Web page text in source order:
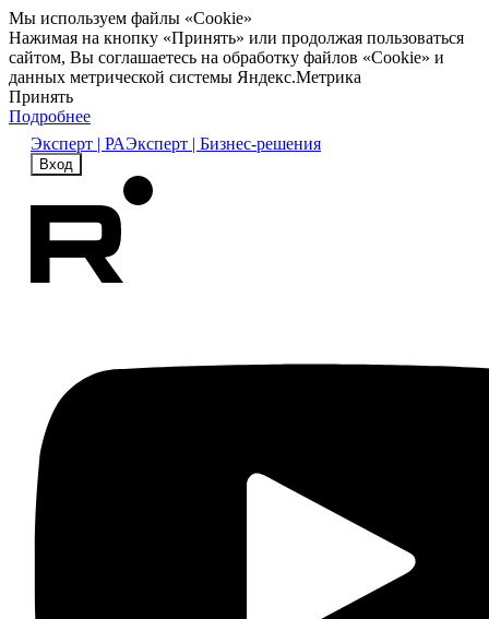
Мы используем файлы «Cookie»
Нажимая на кнопку «Принять» или продолжая пользоваться
сайтом, Вы соглашаетесь на обработку файлов «Cookie» и
данных метрической системы Яндекс.Метрика
Принять
Подробнее
Эксперт | РАЭксперт | Бизнес-решения
Вход